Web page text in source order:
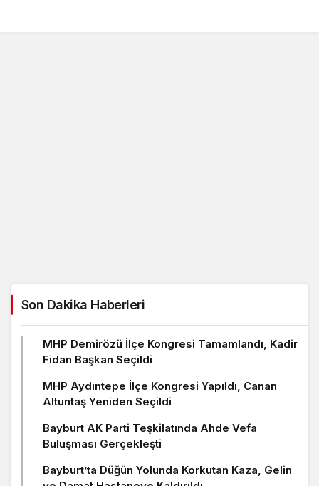
Son Dakika Haberleri
MHP Demirözü İlçe Kongresi Tamamlandı, Kadir
Fidan Başkan Seçildi
MHP Aydıntepe İlçe Kongresi Yapıldı, Canan
Altuntaş Yeniden Seçildi
Bayburt AK Parti Teşkilatında Ahde Vefa
Buluşması Gerçekleşti
Bayburt’ta Düğün Yolunda Korkutan Kaza, Gelin